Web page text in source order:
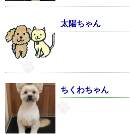
太陽ちゃん
ちくわちゃん